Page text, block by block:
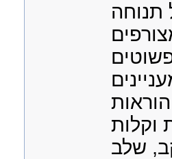
תנוחה
וקלות
שלב